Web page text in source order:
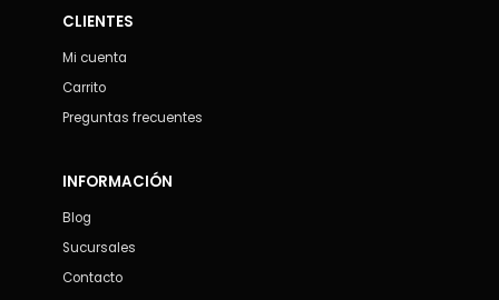
CLIENTES
Mi cuenta
Carrito
Preguntas frecuentes
INFORMACIÓN
Blog
Sucursales
Contacto